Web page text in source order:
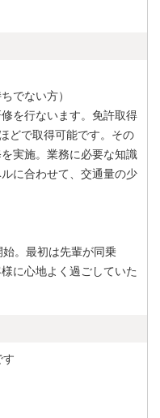
でない方）
を行ないます。免許取得
どで取得可能です。その
実施。業務に必要な知識
に合わせて、交通量の少
。最初は先輩が同乗
に心地よく過ごしていた
す